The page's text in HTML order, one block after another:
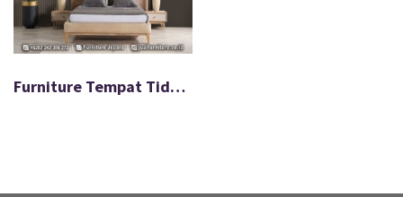
Furniture Tempat Tidur Mewah Jati Desain Modern FS-021